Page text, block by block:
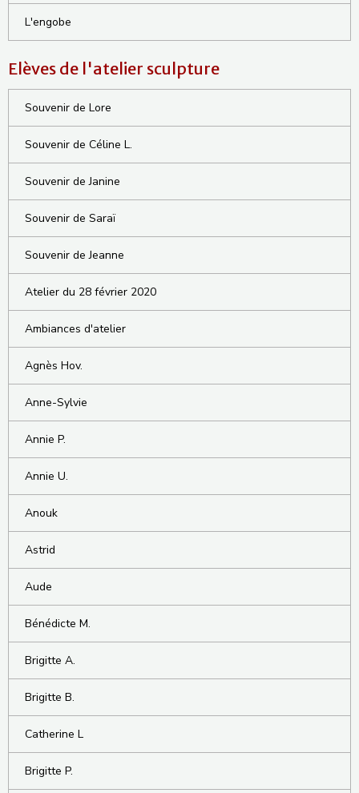
L'engobe
Elèves de l'atelier sculpture
Souvenir de Lore
Souvenir de Céline L.
Souvenir de Janine
Souvenir de Saraï
Souvenir de Jeanne
Atelier du 28 février 2020
Ambiances d'atelier
Agnès Hov.
Anne-Sylvie
Annie P.
Annie U.
Anouk
Astrid
Aude
Bénédicte M.
Brigitte A.
Brigitte B.
Catherine L
Brigitte P.